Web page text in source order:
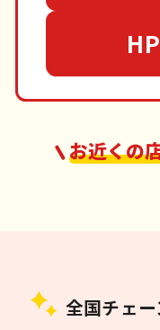
お近くの
全国チェ